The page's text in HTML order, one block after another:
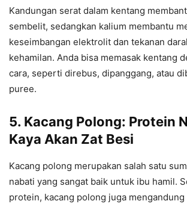
Kandungan serat dalam kentang
sembelit, sedangkan kalium membantu
keseimbangan elektrolit dan tekanan
kehamilan. Anda bisa memasak kentang
cara, seperti direbus, dipanggang, atau
puree.
5. Kacang Polong: Protein
Kaya Akan Zat Besi
Kacang polong merupakan salah satu
nabati yang sangat baik untuk ibu hamil.
protein, kacang polong juga mengandung